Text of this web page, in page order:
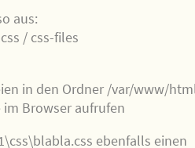
aus:
/ css-files
in den Ordner /var/www/
im Browser aufrufen
ebenfalls einen